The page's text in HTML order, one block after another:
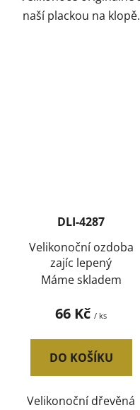
naší plackou na klopě.
DLI-4287
Velikonoční ozdoba
zajíc lepený
Máme skladem
66 Kč / ks
DO KOŠÍKU
Velikonoční dřevěná